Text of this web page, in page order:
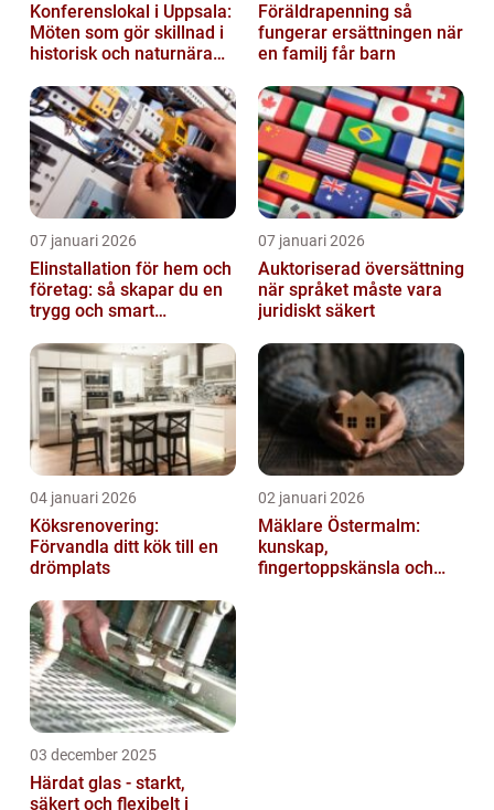
Konferenslokal i Uppsala:
Möten som gör skillnad i
historisk och naturnära
Föräldrapenning så
fungerar ersättningen när
en familj får barn
07 januari 2026
Elinstallation för hem och
företag: så skapar du en
trygg och smart
07 januari 2026
Auktoriserad översättning
när språket måste vara
juridiskt säkert
04 januari 2026
Köksrenovering:
Förvandla ditt kök till en
drömplats
02 januari 2026
Mäklare Östermalm:
kunskap,
fingertoppskänsla och
03 december 2025
Härdat glas - starkt,
säkert och flexibelt i